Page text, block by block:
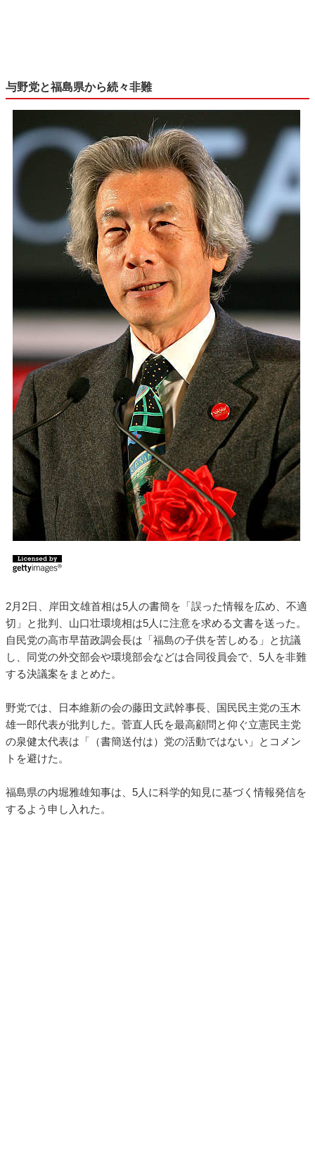
与野党と福島県から続々非難
2月2日、岸田文雄首相は5人の書簡を「誤った情報を広め、不適
切」と批判、山口壮環境相は5人に注意を求める文書を送った。
自民党の高市早苗政調会長は「福島の子供を苦しめる」と抗議
し、同党の外交部会や環境部会などは合同役員会で、5人を非難
する決議案をまとめた。
野党では、日本維新の会の藤田文武幹事長、国民民主党の玉木
雄一郎代表が批判した。菅直人氏を最高顧問と仰ぐ立憲民主党
の泉健太代表は「（書簡送付は）党の活動ではない」とコメン
トを避けた。
福島県の内堀雅雄知事は、5人に科学的知見に基づく情報発信を
するよう申し入れた。